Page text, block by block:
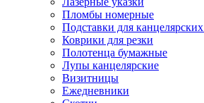
Пломбы номерные
Подставки для
Коврики для резки
Полотенца бумажные
Лупы канцелярские
Визитницы
Ежедневники